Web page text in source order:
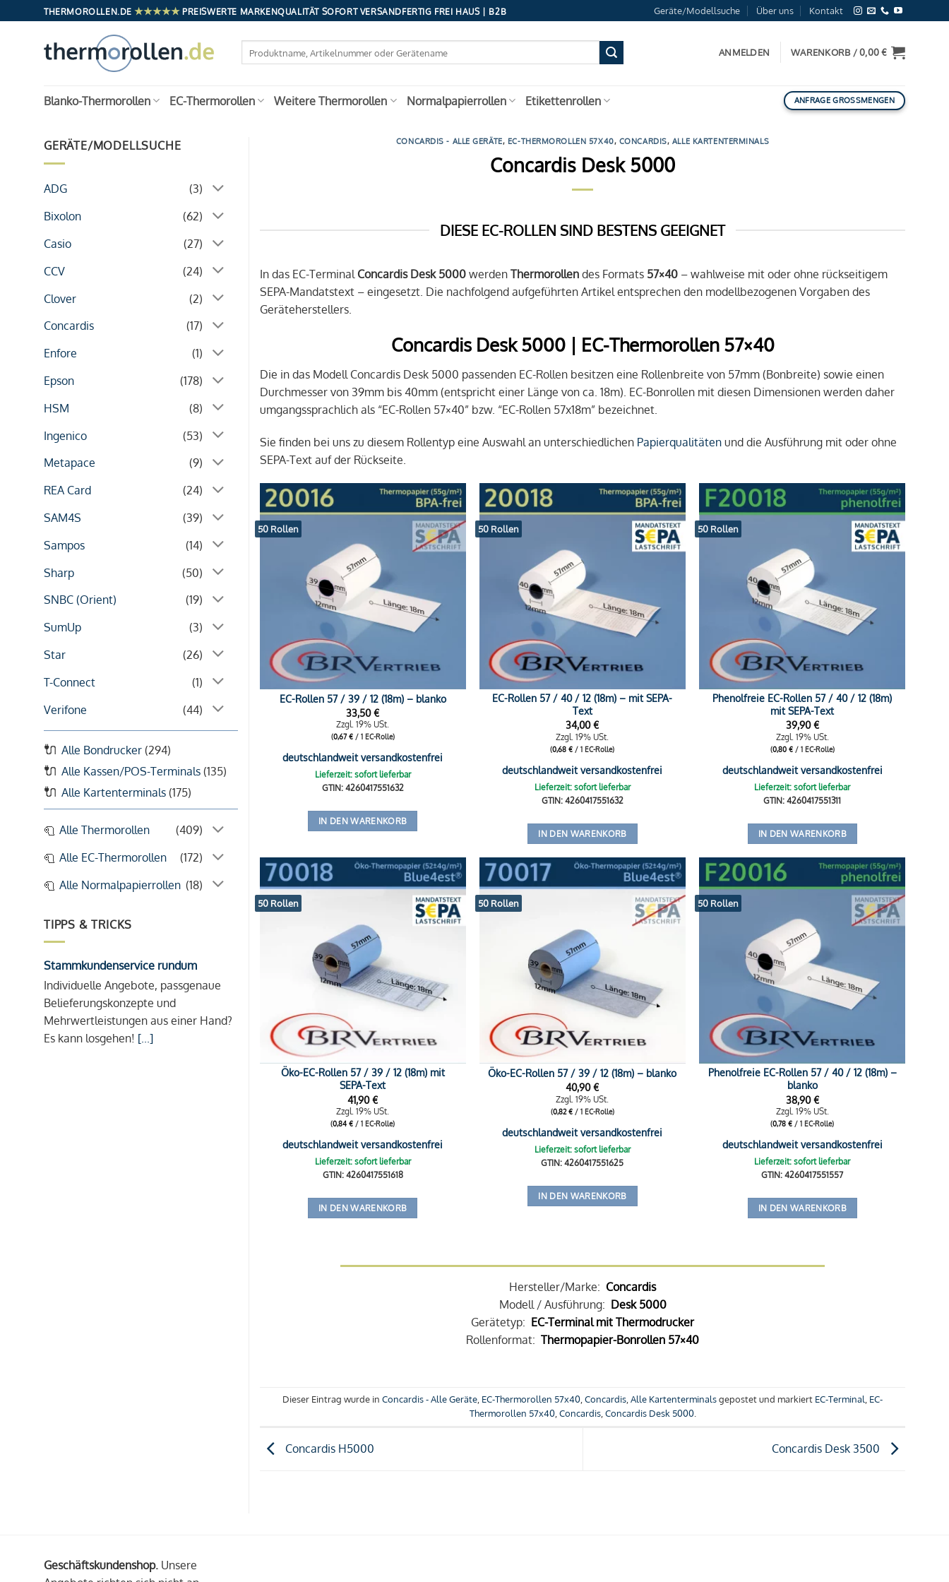
Inhalt
THERMOROLLEN.DE ★★★★★ PREISWERTE MARKENQUALITÄT SOFORT VERSANDFERTIG FREI HAUS | B2B Geräte/Modellsuche Über uns Kontakt
nach:
ANMELDEN WARENKORB /0,00€
Blanko-Thermorollen EC-Thermorollen Weitere Thermorollen Normalpapierrollen Etikettenrollen ANFRAGE GROSSMENGEN
GERÄTE/MODELLSUCHE
ADG
(3)
Bixolon
(62)
Casio
(27)
CCV
(24)
Clover
(2)
Concardis
(17)
Enfore
(1)
Epson
(178)
HSM
(8)
Ingenico
(53)
Metapace
(9)
REA Card
(24)
SAM4S
(39)
Sampos
(14)
Sharp
(50)
SNBC (Orient)
(19)
SumUp
(3)
Star
(26)
T-Connect
(1)
Verifone
(44)
Alle Bondrucker (294)
Alle Kassen/POS-Terminals (135)
Alle Kartenterminals (175)
Alle Thermorollen
(409)
Alle EC-Thermorollen
(172)
Alle Normalpapierrollen (18)
TIPPS & TRICKS
Stammkundenservice rundum
Individuelle Angebote, passgenaue
Belieferungskonzepte und
Mehrwertleistungen aus einer Hand?
Es kann losgehen! [...]
CONCARDIS - ALLE GERÄTE, EC-THERMOROLLEN 57X40, CONCARDIS, ALLE KARTENTERMINALS
Concardis Desk 5000
DIESE EC-ROLLEN SIND BESTENS GEEIGNET
In das EC-Terminal Concardis Desk 5000 werden Thermorollen des Formats 57×40 – wahlweise mit oder ohne rückseitigem
SEPA-Mandatstext – eingesetzt. Die nachfolgend aufgeführten Artikel entsprechen den modellbezogenen Vorgaben des
Geräteherstellers.
Concardis Desk 5000 | EC-Thermorollen 57×40
Die in das Modell Concardis Desk 5000 passenden EC-Rollen besitzen eine Rollenbreite von 57mm (Bonbreite) sowie einen
Durchmesser von 39mm bis 40mm (entspricht einer Länge von ca. 18m). EC-Bonrollen mit diesen Dimensionen werden daher
umgangssprachlich als “EC-Rollen 57×40” bzw. “EC-Rollen 57x18m” bezeichnet.
Sie finden bei uns zu diesem Rollentyp eine Auswahl an unterschiedlichen Papierqualitäten und die Ausführung mit oder ohne
SEPA-Text auf der Rückseite.
50 Rollen
EC-Rollen 57 / 39 / 12 (18m) – blanko
33,50€
Zzgl. 19% USt.
(0,67€/ 1 EC-Rolle)
deutschlandweit versandkostenfrei
Lieferzeit: sofort lieferbar
GTIN: 4260417551632
IN DEN WARENKORB
50 Rollen
EC-Rollen 57 / 40 / 12 (18m) – mit SEPA-
Text
34,00€
Zzgl. 19% USt.
(0,68€ / 1 EC-Rolle)
deutschlandweit versandkostenfrei
Lieferzeit: sofort lieferbar
GTIN: 4260417551632
IN DEN WARENKORB
50 Rollen
Phenolfreie EC-Rollen 57 / 40 / 12 (18m)
mit SEPA-Text
39,90€
Zzgl. 19% USt.
(0,80 €/ 1 EC-Rolle)
deutschlandweit versandkostenfrei
Lieferzeit: sofort lieferbar
GTIN: 4260417551311
IN DEN WARENKORB
50 Rollen
Öko-EC-Rollen 57 / 39 / 12 (18m) mit
SEPA-Text
41,90€
Zzgl. 19% USt.
(0,84€ / 1 EC-Rolle)
deutschlandweit versandkostenfrei
Lieferzeit: sofort lieferbar
GTIN: 4260417551618
IN DEN WARENKORB
50 Rollen
Öko-EC-Rollen 57 / 39 / 12 (18m) – blanko
40,90€
Zzgl. 19% USt.
(0,82€/ 1 EC-Rolle)
deutschlandweit versandkostenfrei
Lieferzeit: sofort lieferbar
GTIN: 4260417551625
IN DEN WARENKORB
50 Rollen
Phenolfreie EC-Rollen 57 / 40 / 12 (18m) –
blanko
38,90€
Zzgl. 19% USt.
(0,78€ / 1 EC-Rolle)
deutschlandweit versandkostenfrei
Lieferzeit: sofort lieferbar
GTIN: 4260417551557
IN DEN WARENKORB
Hersteller/Marke: Concardis
Modell / Ausführung: Desk 5000
Gerätetyp: EC-Terminal mit Thermodrucker
Rollenformat: Thermopapier-Bonrollen 57×40
Dieser Eintrag wurde in Concardis - Alle Geräte EC-Thermorollen 57x40 Concardis Alle Kartenterminalsgepostet und markiert EC-Terminal EC-
Thermorollen 57x40, Concardis, Concardis Desk 5000.
Concardis H5000 Concardis Desk 3500
Geschäftskundenshop. Unsere